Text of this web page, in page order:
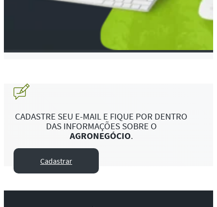
CADASTRE SEU E-MAIL E FIQUE POR DENTRO
DAS INFORMAÇÕES SOBRE O
AGRONEGÓCIO.
Cadastrar